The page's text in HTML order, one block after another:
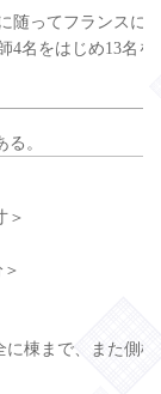
随ってフランスに
4名をはじめ13名
。
に棟まで、また側